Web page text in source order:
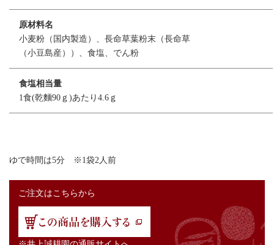
原材料名
小麦粉（国内製造）、長命草葉粉末（長命草
（小豆島産））、食塩、でん粉
食塩相当量
1食(乾麵90ｇ)あたり4.6ｇ
ゆで時間は5分 ※1袋2人前
ご注文はこちらから